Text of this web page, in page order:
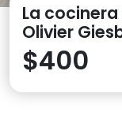
La
Olivier
$400